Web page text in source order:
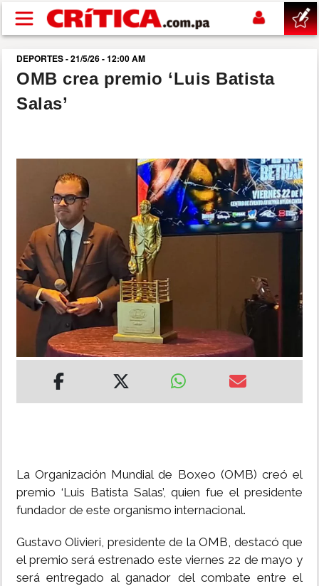
Pasar al contenido principal
buscar
SUCESOS
POLÍTICA
DEPORTES
MUNDO
INSÓLITAS
MULTIMEDIA
DEPORTES - 21/5/26 - 12:00 AM
OMB crea premio ‘Luis Batista
Salas’
La Organización Mundial de Boxeo (OMB) creó el
premio ‘Luis Batista Salas’, quien fue el presidente
fundador de este organismo internacional.
Gustavo Olivieri, presidente de la OMB, destacó que
el premio será estrenado este viernes 22 de mayo y
será entregado al ganador del combate entre el